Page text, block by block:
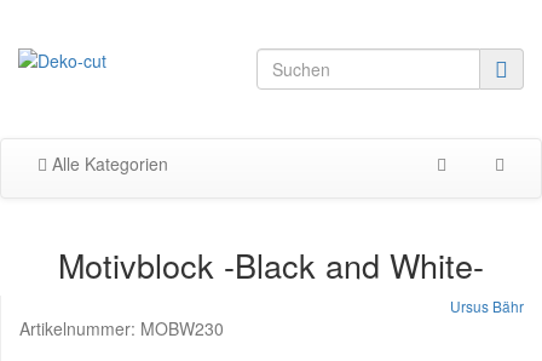
Alle Kategorien
Motivblock -Black and White-
Ursus Bähr
Artikelnummer: MOBW230